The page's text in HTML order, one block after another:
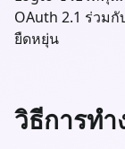
OAuth 2.1 ร่วม
ยืดหยุ่น
วิธีการท